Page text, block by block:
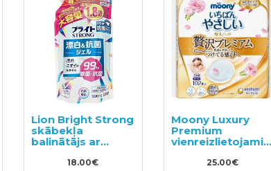
Lion Bright Strong
skābekļa
balinātājs ar
antibakteriālu
iedarbību,
18.00€
Moony Luxury
Premium
vienreizlietojamie
ieliktnīši krūšturim
102gab25.00€